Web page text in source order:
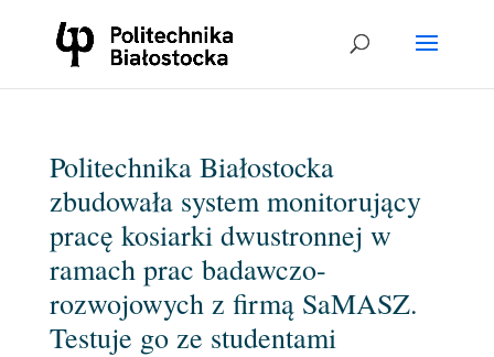
Politechnika Białostocka
zbudowała system monitorujący
pracę kosiarki dwustronnej w
ramach prac badawczo-
rozwojowych z firmą SaMASZ.
Testuje go ze studentami